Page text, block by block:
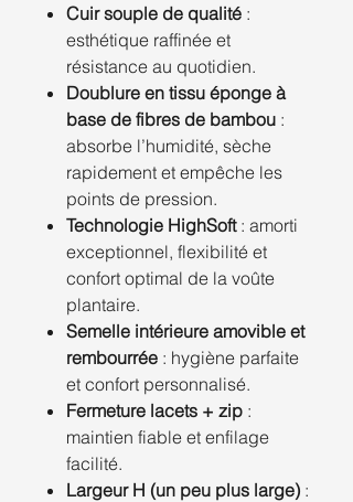
Cuir souple de qualité :
esthétique raffinée et
résistance au quotidien.
Doublure en tissu éponge à
base de fibres de bambou :
absorbe l’humidité, sèche
rapidement et empêche les
points de pression.
Technologie HighSoft: amorti
exceptionnel, flexibilité et
confort optimal de la voûte
plantaire.
Semelle intérieure amovible et
rembourrée : hygiène parfaite
et confort personnalisé.
Fermeture lacets + zip :
maintien fiable et enfilage
facilité.
Largeur H (un peu plus large) :